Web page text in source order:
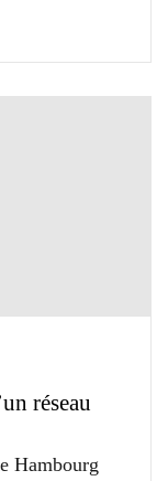
réseau
Hambourg